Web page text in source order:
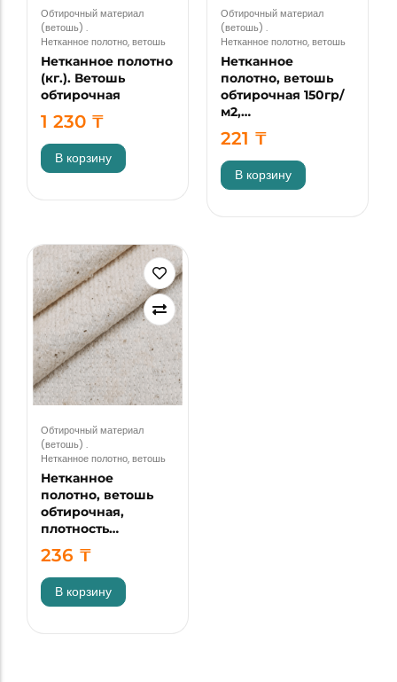
Обтирочный материал
(ветошь) .
Нетканное полотно, ветошь
Нетканное полотно
(кг.). Ветошь
обтирочная
1 230 ₸
В корзину
Обтирочный материал
(ветошь) .
Нетканное полотно, ветошь
Нетканное
полотно, ветошь
обтирочная 150гр/
м2,…
221 ₸
В корзину
Обтирочный материал
(ветошь) .
Нетканное полотно, ветошь
Нетканное
полотно, ветошь
обтирочная,
плотность…
236 ₸
В корзину